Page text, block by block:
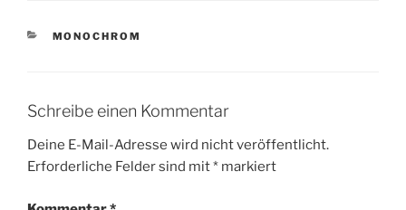
KATEGORIEN
MONOCHROM
Schreibe einen Kommentar
Deine E-Mail-Adresse wird nicht veröffentlicht.
Erforderliche Felder sind mit* markiert